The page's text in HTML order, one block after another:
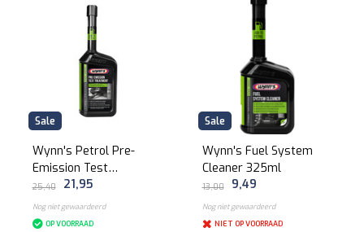
Sale
Wynn's Petrol Pre-
Emission Test
Treatment 500ml
25,40 21,95
Nog niet gewaardeerd
OP VOORRAAD
Sale
Wynn's Fuel System
Cleaner 325ml
13,00 9,49
Nog niet gewaardeerd
NIET OP VOORRAAD